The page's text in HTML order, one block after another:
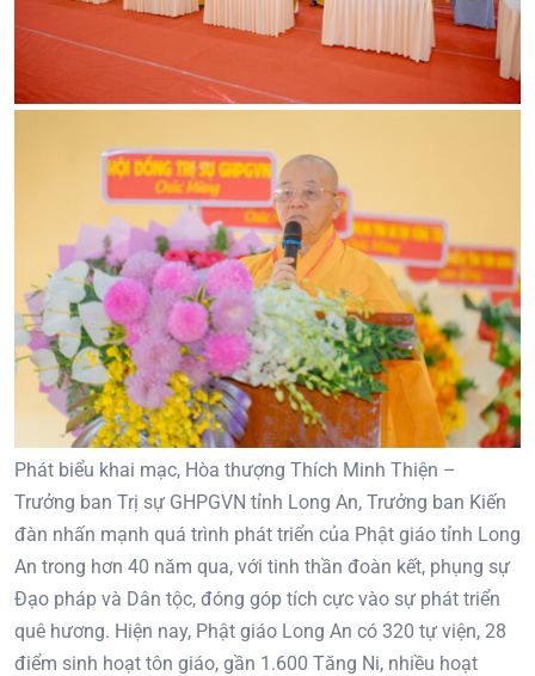
Phát biểu khai mạc, Hòa thượng Thích Minh Thiện –
Trưởng ban Trị sự GHPGVN tỉnh Long An, Trưởng ban Kiến
đàn nhấn mạnh quá trình phát triển của Phật giáo tỉnh Long
An trong hơn 40 năm qua, với tinh thần đoàn kết, phụng sự
Đạo pháp và Dân tộc, đóng góp tích cực vào sự phát triển
quê hương. Hiện nay, Phật giáo Long An có 320 tự viện, 28
điểm sinh hoạt tôn giáo, gần 1.600 Tăng Ni, nhiều hoạt